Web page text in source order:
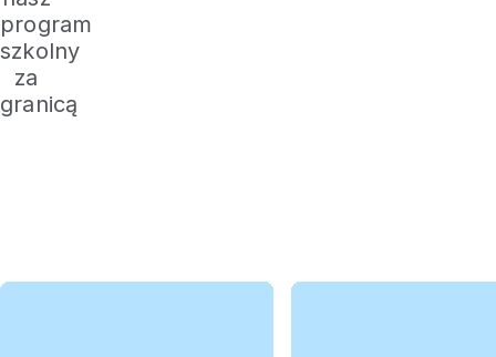
program
szkolny
za
granicą